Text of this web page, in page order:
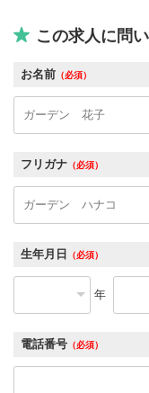
この求人に問
お名前 （必須）
フリガナ （必須）
生年月日 （必須）
年
電話番号 （必須）